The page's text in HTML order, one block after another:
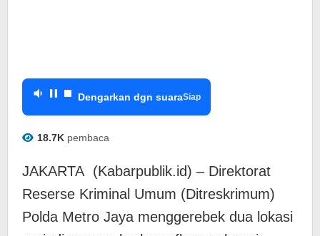
Dengarkan dgn suaraSiap
18.7K pembaca
JAKARTA (Kabarpublik.id) – Direktorat
Reserse Kriminal Umum (Ditreskrimum)
Polda Metro Jaya menggerebek dua lokasi